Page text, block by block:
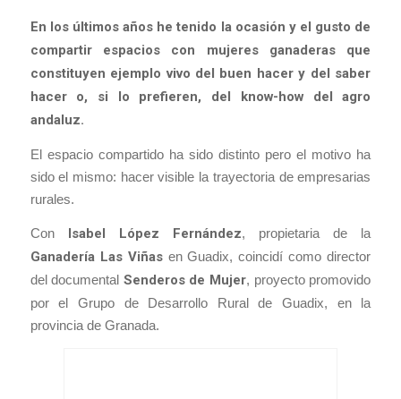
En los últimos años he tenido la ocasión y el gusto de
compartir espacios con mujeres ganaderas que
constituyen ejemplo vivo del buen hacer y del saber
hacer o, si lo prefieren, del know-how del agro
andaluz.
El espacio compartido ha sido distinto pero el motivo ha
sido el mismo: hacer visible la trayectoria de empresarias
rurales.
ConIsabel López Fernández, propietaria de la
Ganadería Las Viñasen Guadix, coincidí como director
del documental Senderos de Mujer, proyecto promovido
por el Grupo de Desarrollo Rural de Guadix, en la
provincia de Granada.